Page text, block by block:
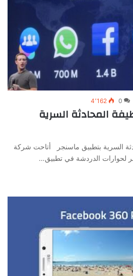
0 4٬162
المحادثة السرية
السرية بتطبيق ماسنجر أتاحت شركة
لحوارات الدردشة في تطبيق…